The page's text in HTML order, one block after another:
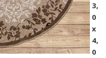
3,
0
х
4,
0